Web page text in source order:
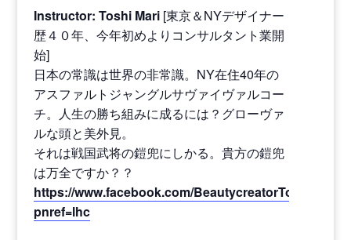
Instructor: Toshi Mari [東京＆NYデザイナー
歴４０年、今年初めよりコンサルタント業開
始]
日本の常識は世界の非常識。NY在住40年の
アスファルトジャングルサヴァイヴァルコー
チ。人生の勝ち組みに成るには？グローヴァ
ルな頭と美外見。
それは戦国武将の鎧兜にしかる。貴方の鎧兜
は万全ですか？？
https://www.facebook.com/BeautycreatorToshiMari/?
pnref=lhc